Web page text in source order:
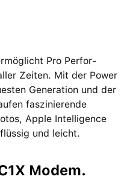
Pro Per­for­
Zeiten. Mit der Power
Gene­ration und der
fas­zi­nie­rende
Apple Intelligence
und leicht.
Modem.